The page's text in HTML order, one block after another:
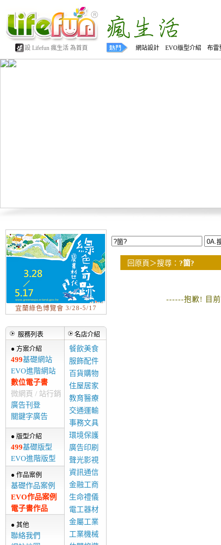
設 Lifefun 瘋生活 為首頁 網站設計 EVO版型介紹 布雷
宜蘭綠色博覽會 3/28-5/17
服務列表
名店介紹
● 方案介紹
499基礎網站
EVO進階網站
數位電子書
微網頁 / 站行銷
廣告刊登
關鍵字廣告
餐飲美食
服飾配件
百貨購物
住屋居家
教育醫療
交通運輸
事務文具
環境保護
廣告印刷
聲光影視
資訊通信
金融工商
生命禮儀
電工器材
金屬工業
工業機械
● 版型介紹
499基礎版型
EVO進階版型
● 作品案例
基礎作品案例
EVO作品案例
電子書作品
● 其他
聯絡我們
回原頁 ＞搜尋： ?箇?
------抱歉! 目